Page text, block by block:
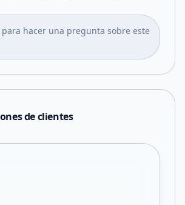
para hacer una pregunta sobre este
de clientes